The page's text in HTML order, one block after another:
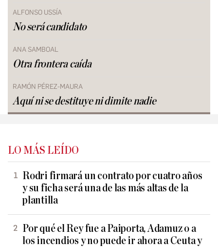
ALFONSO USSÍA
No será candidato
ANA SAMBOAL
Otra frontera caída
RAMÓN PÉREZ-MAURA
Aquí ni se destituye ni dimite nadie
LO MÁS LEÍDO
Rodri firmará un contrato por cuatro años
y su ficha será una de las más altas de la
plantilla
Por qué el Rey fue a Paiporta, Adamuz o a
los incendios y no puede ir ahora a Ceuta y